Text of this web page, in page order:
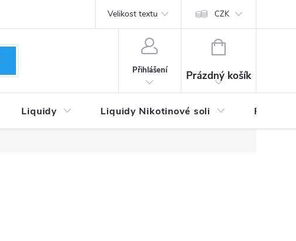
Reklamační řád Vrácení zboží a reklamace
Velikost textu CZK
Přihlášení
NÁKUPNÍ
Prázdný košík
Liquidy Liquidy Nikotinové soli